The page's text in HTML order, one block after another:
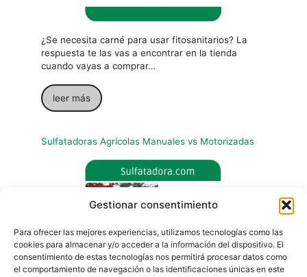
Gestionar consentimiento
Para ofrecer las mejores experiencias, utilizamos tecnologías como las
cookies para almacenar y/o acceder a la información del dispositivo. El
consentimiento de estas tecnologías nos permitirá procesar datos como
el comportamiento de navegación o las identificaciones únicas en este
¿Se necesita carné para usar fitosanitarios? La
respuesta te las vas a encontrar en la tienda
cuando vayas a comprar…
leer más
Sulfatadoras Agrícolas Manuales vs Motorizadas